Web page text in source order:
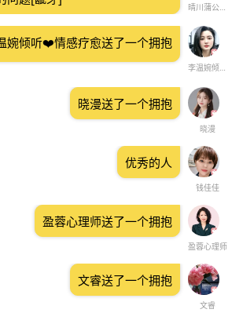
晴川蒲公英🐰
李温婉倾听❤️情感疗愈
婉倾听❤️情感疗愈送了一个拥抱
晓漫
晓漫送了一个拥抱
钱佳佳
优秀的人
盈蓉心理师
盈蓉心理师送了一个拥抱
文睿
文睿送了一个拥抱